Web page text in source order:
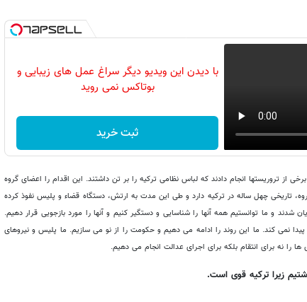
با دیدن این ویدیو دیگر سراغ عمل های زیبایی و
بوتاکس نمی روید
ثبت خرید
از تروریستها انجام دادند که لباس نظامی ترکیه را بر تن داشتند. این اقدام را اعضای گروه
تاریخی چهل ساله در ترکیه دارد و طی این مدت به ارتش، دستگاه قضاء و پلیس نفوذ کرده
شدند و ما توانستیم همه آنها را شناسایی و دستگیر کنیم و آنها را مورد بازجویی قرار دهیم.
نمی کند. ما این روند را ادامه می دهیم و حکومت را از نو می سازیم. ما پلیس و نیروهای
را نه برای انتقام بلکه برای اجرای عدالت انجام می دهیم.
زیرا ترکیه قوی است.